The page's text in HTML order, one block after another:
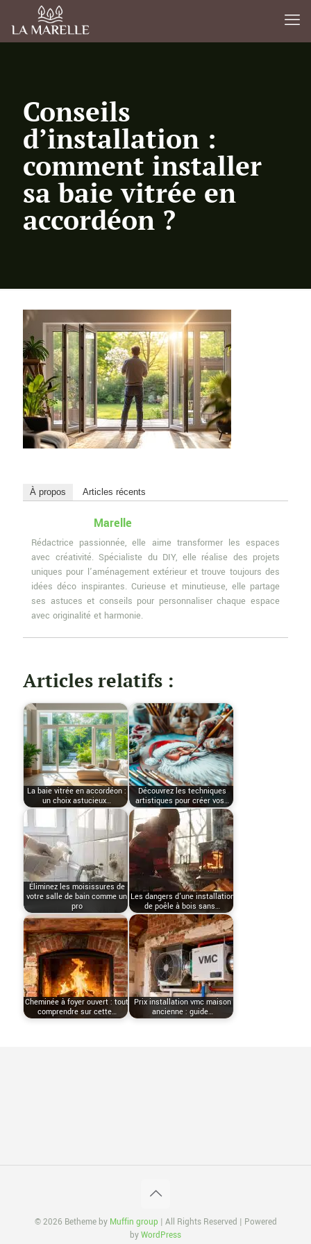
Conseils
d’installation :
comment installer
sa baie vitrée en
accordéon ?
À propos Articles récents
Marelle
Rédactrice passionnée, elle aime transformer les espaces
avec créativité. Spécialiste du DIY, elle réalise des projets
uniques pour l'aménagement extérieur et trouve toujours des
idées déco inspirantes. Curieuse et minutieuse, elle partage
ses astuces et conseils pour personnaliser chaque espace
avec originalité et harmonie.
Articles relatifs :
La baie vitrée en accordéon :
un choix astucieux…
Découvrez les techniques
artistiques pour créer vos…
Éliminez les moisissures de
votre salle de bain comme un
pro
Les dangers d'une installation
de poêle à bois sans…
Cheminée à foyer ouvert : tout
comprendre sur cette…
Prix installation vmc maison
ancienne : guide…
© 2026 Betheme by Muffin group | All Rights Reserved | Powered
byWordPress